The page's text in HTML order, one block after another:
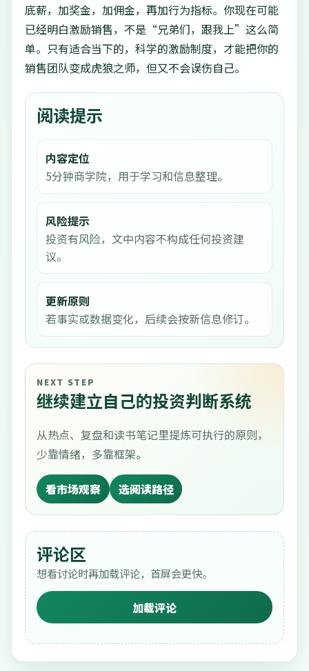
底薪，加奖金，加佣金，再加行为指标。你现在可能
已经明白激励销售，不是“兄弟们，跟我上”这么简
单。只有适合当下的，科学的激励制度，才能把你的
销售团队变成虎狼之师，但又不会误伤自己。
阅读提示
内容定位
5分钟商学院，用于学习和信息整理。
风险提示
投资有风险，文中内容不构成任何投资建
议。
更新原则
若事实或数据变化，后续会按新信息修订。
NEXT STEP
继续建立自己的投资判断系统
从热点、复盘和读书笔记里提炼可执行的原则，
少靠情绪，多靠框架。
看市场观察 选阅读路径
评论区
想看讨论时再加载评论，首屏会更快。
加载评论